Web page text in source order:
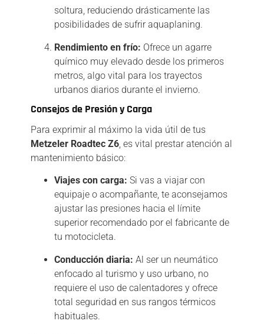
soltura, reduciendo drásticamente las
posibilidades de sufrir aquaplaning.
Rendimiento en frío: Ofrece un agarre
químico muy elevado desde los primeros
metros, algo vital para los trayectos
urbanos diarios durante el invierno.
Consejos de Presión y Carga
Para exprimir al máximo la vida útil de tus
Metzeler Roadtec Z6, es vital prestar atención al
mantenimiento básico:
Viajes con carga: Si vas a viajar con
equipaje o acompañante, te aconsejamos
ajustar las presiones hacia el límite
superior recomendado por el fabricante de
tu motocicleta.
Conducción diaria: Al ser un neumático
enfocado al turismo y uso urbano, no
requiere el uso de calentadores y ofrece
total seguridad en sus rangos térmicos
habituales.